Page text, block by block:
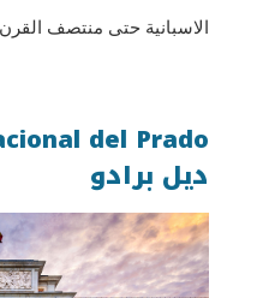
الاسبانية حتى منتصف
ديل برادو